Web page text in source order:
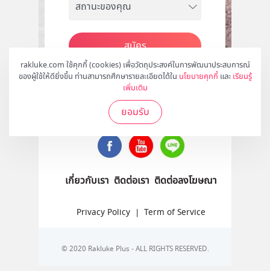
rakluke.com ใช้คุกกี้ (cookies) เพื่อวัตถุประสงค์ในการพัฒนาประสบการณ์
ของผู้ใช้ให้ดียิ่งขึ้น ท่านสามารถศึกษารายละเอียดได้ใน นโยบายคุกกี้ และ เรียนรู้
เพิ่มเติม
ยอมรับ
สมัคร
ติดตามเราได้ที่
เกี่ยวกับเรา ติดต่อเรา ติดต่อลงโฆษณา
Privacy Policy | Term of Service
© 2020 Rakluke Plus - ALL RIGHTS RESERVED.